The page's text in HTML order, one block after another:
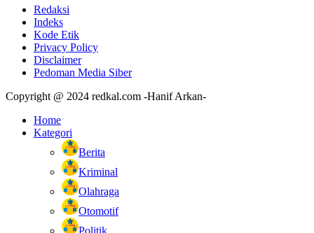
Redaksi
Indeks
Kode Etik
Privacy Policy
Disclaimer
Pedoman Media Siber
Copyright @ 2024 redkal.com -Hanif Arkan-
Home
Kategori
Berita
Kriminal
Olahraga
Otomotif
Politik